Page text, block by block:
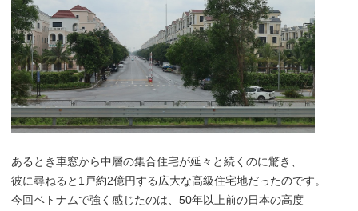
あるとき車窓から中層の集合住宅が延々と続くのに驚き、
彼に尋ねると1戸約2億円する広大な高級住宅地だったのです。
今回ベトナムで強く感じたのは、50年以上前の日本の高度